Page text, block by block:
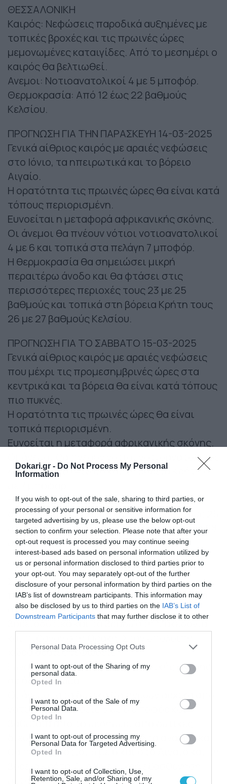
Dokari.gr - Do Not Process My Personal
Information
If you wish to opt-out of the sale, sharing to third parties, or
processing of your personal or sensitive information for
targeted advertising by us, please use the below opt-out
section to confirm your selection. Please note that after your
opt-out request is processed you may continue seeing
interest-based ads based on personal information utilized by
us or personal information disclosed to third parties prior to
your opt-out. You may separately opt-out of the further
disclosure of your personal information by third parties on the
IAB’s list of downstream participants. This information may
also be disclosed by us to third parties on the IAB’s List of
Downstream Participants that may further disclose it to other
Please note that this website/app uses one or more Google
not limited to your visit or usage behaviour. You may click to
grant or deny consent to Google and its third-party tags to
use your data for below specified purposes in below Google
consent section.
Personal Data Processing Opt Outs
I want to opt-out of the Sharing of my
personal data.
Opted In
I want to opt-out of the Sale of my
Personal Data.
Opted In
I want to opt-out of processing my
Personal Data for Targeted Advertising.
Opted In
I want to opt-out of Collection, Use,
Retention, Sale, and/or Sharing of my
ΘΕΣΣΑΛΟΝΙΚΗ
Καιρός: Νεφώσεις παροδικά αυξημένες με
τοπικές βροχές και τις πρωινές ώρες
μεμονωμένες καταιγίδες. Από το μεσημέρι ο
καιρός θα βελτιωθεί.
Ανεμοι: Νοτιοανατολικοί 4 με 5 μποφόρ.
Θερμοκρασία: Από 12 έως 22 βαθμούς
Κελσίου.
ΠΡΟΓΝΩΣΗ ΓΙΑ ΤΗΝ ΠΑΡΑΣΚΕΥΗ 14-03-2025
Γενικά αίθριος καιρός με αραιές νεφώσεις
στο Ιόνιο, τα ηπειρωτικά και το βόρειο
Αιγαίο.
Η ορατότητα τις πρωινές ώρες θα είναι κατά
τόπους περιορισμένη.
Ευνοείται η μεταφορά αφρικανικής σκόνης.
Οι άνεμοι θα πνέουν νότιοι νοτιοανατολικοί
4 με 6 και τοπικά στα πελάγη 7 μποφόρ.
Η θερμοκρασία θα σημειώσει μικρή
περαιτέρω άνοδο και θα φτάσει στις
περισσότερες περιοχές τους 23 με 25
βαθμούς και τοπικά στη βόρεια Κρήτη τους
26 με 27 βαθμούς Κελσίου.
ΠΡΟΓΝΩΣΗ ΓΙΑ ΤΟ ΣΑΒΒΑΤΟ 15-03-2025
Γενικά αίθριος καιρός με αραιές νεφώσεις
που μέχρι τις προμεσημβρινές ώρες στα
κεντρικά και τα βόρεια θα είναι κατά τόπους
πιο πυκνές.
Η ορατότητα τις πρωινές ώρες θα είναι
τοπικά περιορισμένη.
Ευνοείται η μεταφορά αφρικανικής σκόνης.
Οι άνεμοι θα πνέουν νότιοι νοτιοανατολικοί
4 με 6 και στο Αιγαίο και τη βόρεια Κρήτη 6
Η θερμοκρασία θα σημειώσει περαιτέρω
άνοδο σε όλη τη χώρα και θα φτάσει τους 25
με 27 βαθμούς και στη βόρεια Κρήτη τους 28
με 30 βαθμούς Κελσίου.
ΠΡΟΓΝΩΣΗ ΓΙΑ ΤΗΝ ΚΥΡΙΑΚΗ 16-03-2025
Στα δυτικά και τα βόρεια νεφώσεις
παροδικά αυξημένες. Από το απόγευμα θα
σημειωθούν τοπικές βροχές στα
βορειοδυτικά και το βράδυ στη Μακεδονία
χώρα αραιές νεφώσεις.
Ευνοείται η μεταφορά αφρικανικής σκόνης
σε όλη τη χώρα.
νότιες διευθύνσεις 5 με 6 μποφόρ και
βαθμιαία από το μεσημέρι από δυτικές
διευθύνσεις 4 με 5 μποφόρ. Στα ανατολικά
θα πνέουν νότιοι 5 με 6 και στο Αιγαίο και τη
βόρεια Κρήτη 7 με 8 με μικρή εξασθένηση
μετά το μεσημέρι.